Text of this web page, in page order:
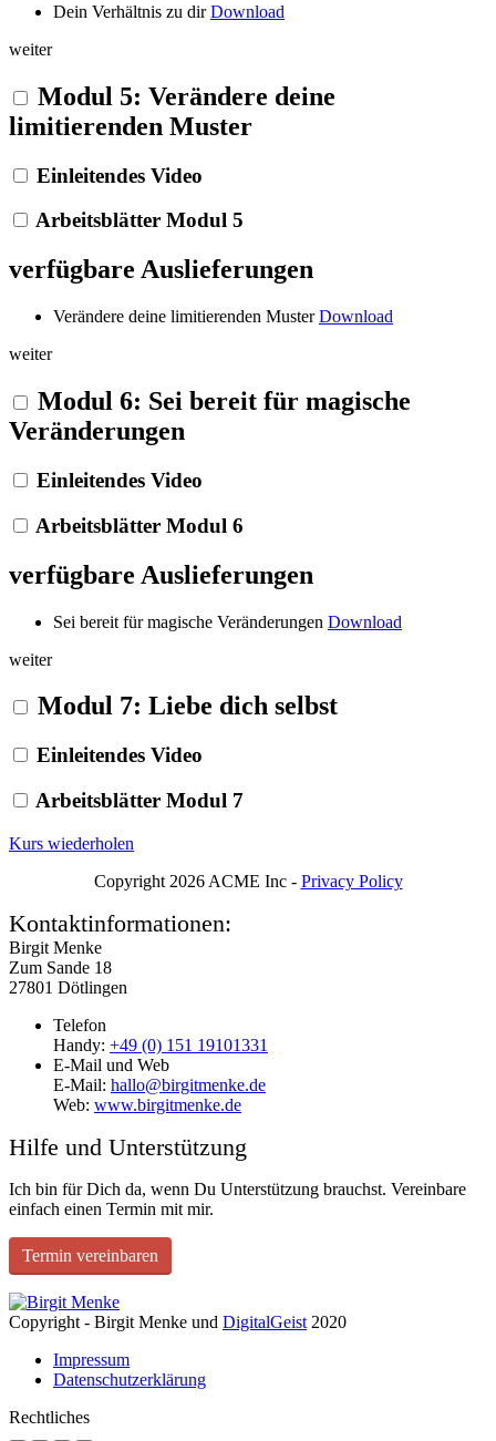
Dein Verhältnis zu dir Download
weiter
Modul 5: Verändere deine
limitierenden Muster
Einleitendes Video
Arbeitsblätter Modul 5
verfügbare Auslieferungen
Verändere deine limitierenden Muster Download
weiter
Modul 6: Sei bereit für magische
Veränderungen
Einleitendes Video
Arbeitsblätter Modul 6
verfügbare Auslieferungen
Sei bereit für magische Veränderungen Download
weiter
Modul 7: Liebe dich selbst
Einleitendes Video
Arbeitsblätter Modul 7
Kurs wiederholen
Copyright 2026 ACME Inc - Privacy Policy
Kontaktinformationen:
Birgit Menke
Zum Sande 18
27801 Dötlingen
Telefon
Handy: +49 (0) 151 19101331
E-Mail und Web
E-Mail: hallo@birgitmenke.de
Web: www.birgitmenke.de
Hilfe und Unterstützung
Ich bin für Dich da, wenn Du Unterstützung brauchst. Vereinbare
einfach einen Termin mit mir.
Termin vereinbaren
Copyright - Birgit Menke und DigitalGeist 2020
Impressum
Datenschutzerklärung
Rechtliches
Go